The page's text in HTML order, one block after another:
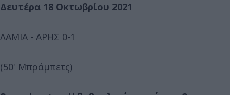
Δευτέρα 18 Οκτωβρίου 2021
ΛΑΜΙΑ - ΑΡΗΣ 0-1
(50' Μπράμπετς)